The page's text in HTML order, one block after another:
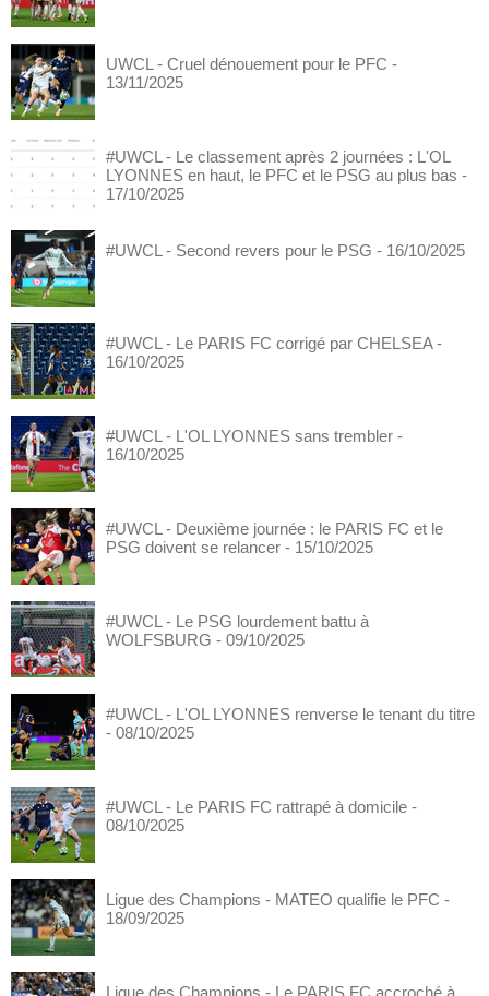
UWCL - Cruel dénouement pour le PFC -
13/11/2025
#UWCL - Le classement après 2 journées : L'OL
LYONNES en haut, le PFC et le PSG au plus bas -
17/10/2025
#UWCL - Second revers pour le PSG - 16/10/2025
#UWCL - Le PARIS FC corrigé par CHELSEA -
16/10/2025
#UWCL - L'OL LYONNES sans trembler -
16/10/2025
#UWCL - Deuxième journée : le PARIS FC et le
PSG doivent se relancer - 15/10/2025
#UWCL - Le PSG lourdement battu à
WOLFSBURG - 09/10/2025
#UWCL - L'OL LYONNES renverse le tenant du titre
- 08/10/2025
#UWCL - Le PARIS FC rattrapé à domicile -
08/10/2025
Ligue des Champions - MATEO qualifie le PFC -
18/09/2025
Ligue des Champions - Le PARIS FC accroché à